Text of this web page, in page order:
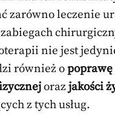
zarówno leczenie
nie jest
również o
orazjakości
z tych usług.